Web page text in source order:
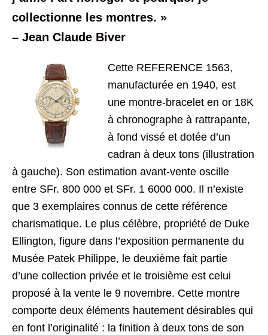
collectionne les montres. »
– Jean Claude Biver
Cette REFERENCE 1563,
manufacturée en 1940, est
une montre-bracelet en or 18K
à chronographe à rattrapante,
à fond vissé et dotée d’un
cadran à deux tons (illustration
à gauche). Son estimation avant-vente oscille
entre SFr. 800 000 et SFr. 1 6000 000. Il n’existe
que 3 exemplaires connus de cette référence
charismatique. Le plus célèbre, propriété de Duke
Ellington, figure dans l’exposition permanente du
Musée Patek Philippe, le deuxième fait partie
d’une collection privée et le troisième est celui
proposé à la vente le 9 novembre. Cette montre
comporte deux éléments hautement désirables qui
en font l’originalité : la finition à deux tons de son